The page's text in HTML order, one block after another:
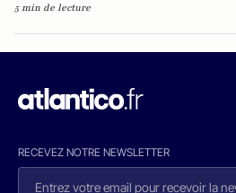
5 min de lecture
RECEVEZ NOTRE NEWSLETTER